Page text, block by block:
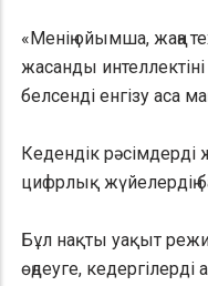
«Менің ойымша, жаңа
жасанды
белсенді енгізу аса
Кедендік
цифрлық жүйелердің
Бұл нақты уақыт
өңдеуге,